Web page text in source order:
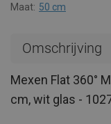
Maat: 50 cm
Omschrijving
Mexen Flat 360°
cm, wit glas -